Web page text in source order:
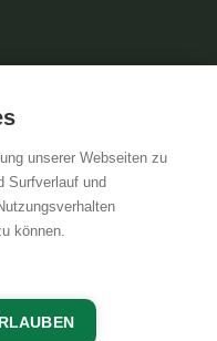
unserer Webseiten zu
Surfverlauf und
können.